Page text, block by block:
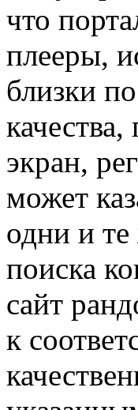
что
плееры,
близки
экран,
может
одни и
поиска
сайт
к